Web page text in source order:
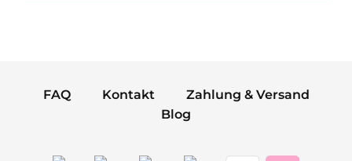
FAQ Kontakt
Zahlung & Versand
Blog